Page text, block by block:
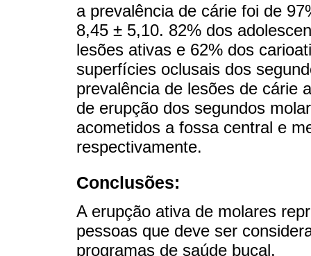
a prevalência de cárie foi de
8,45 ± 5,10. 82% dos
lesões ativas e 62% dos
superfícies oclusais dos
prevalência de lesões de cárie
de erupção dos segundos
acometidos a fossa central e
respectivamente.
Conclusões:
A erupção ativa de molares
pessoas que deve ser
programas de saúde bucal.